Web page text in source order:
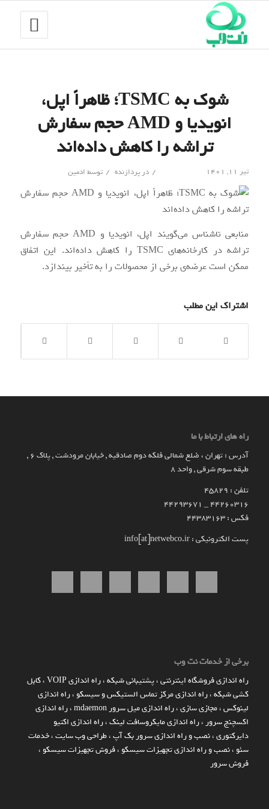
شوک به TSMC؛ ظاهراً اپل،
انویدیا و AMD حجم سفارش
تراشه‌ را کاهش داده‌اند
تیر ۱۱, ۱۴۰۱ / درپردازنده / توسط ادمین
منابعی ناشناس می‌گویند اپل، انویدیا و AMD حجم سفارش
تراشه در کارخانه‌های TSMC را کاهش داده‌اند. این اتفاق
ممکن است عرضه‌ی برخی از محصولات را به تأخیر بیندازد.
اشتراک این مطلب
راه های ارتباط با ما
آدرس : تهران ، ضلع شمالی فلکه دوم صادقیه , خیابان مرودشت , پلاک ۶ ,
طبقه سوم شرقی , واحد ۸
تلفن : 45829
۴۴۲۶۰۳۱۶ _ 44293671
فکس : 44383163
پست الکترونیکی : info[at]netwebco.ir
برخی از خدمات نت وب
راه اندازي فروشگاه اينترنتي،پشتیبانی شبکه،راه اندازی VOIP ،کابل
کشی شبکه،راه اندازی مرکز تماس الستیکس و سیسکو ،راه اندازی
لینوکس،مجازی سازی،راه اندازی میل سرور mdaemon ،راه اندازی
اکسچنج سرور ،راه اندازی مایکروسافت لینک،راه اندازی اکتیو
دایرکتوری،نصب و راه اندازی سرور بک آپ،طراحی وب سایت،خدمات
سئو ،نصب و راه اندازی تجهیزات سیسکو ،فروش تجهیزات سیسکو ،
فروش سرور